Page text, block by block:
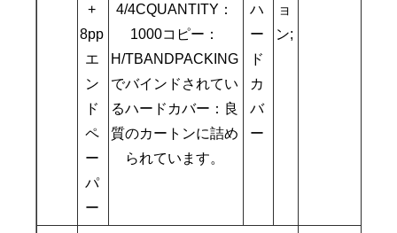
+
8pp
エ
ン
ド
ペ
ー
パ
ー
4/4CQUANTITY：
1000コピー：
H/TBANDPACKING
でバインドされてい
るハードカバー：良
質のカートンに詰め
られています。
ハ
ー
ド
カ
バ
ー
ョ
ン;